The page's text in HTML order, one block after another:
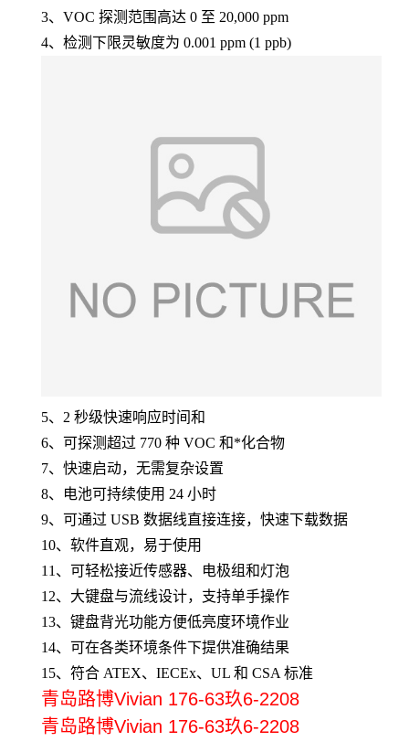
3、VOC 探测范围高达 0 至 20,000 ppm
4、检测下限灵敏度为 0.001 ppm (1 ppb)
5、2 秒级快速响应时间和
6、可探测超过 770 种 VOC 和*化合物
7、快速启动，无需复杂设置
8、电池可持续使用 24 小时
9、可通过 USB 数据线直接连接，快速下载数据
10、软件直观，易于使用
11、可轻松接近传感器、电极组和灯泡
12、大键盘与流线设计，支持单手操作
13、键盘背光功能方便低亮度环境作业
14、可在各类环境条件下提供准确结果
15、符合 ATEX、IECEx、UL 和 CSA 标准
青岛路博Vivian 176-63玖6-2208
青岛路博Vivian 176-63玖6-2208